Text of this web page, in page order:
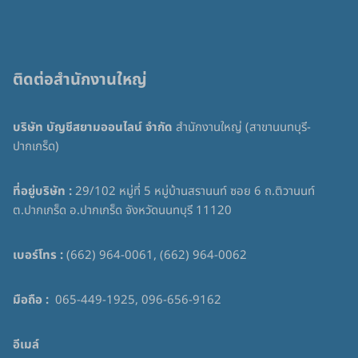
ติดต่อสำนักงานใหญ่
บริษัท บัญชีสยามออนไลน์ จำกัด สำนักงานใหญ่ (สาขานนทบุรี-
ปากเกร็ด)
ที่อยู่บริษัท :29/102 หมู่ที่ 5 หมู่บ้านสรานนท์ ซอย 6 ถ.ติวานนท์
ต.ปากเกร็ด อ.ปากเกร็ด จังหวัดนนทบุรี 11120
เบอร์โทร :(662) 964-0061, (662) 964-0062
มือถือ : 065-449-1925, 096-656-9162
อีเมล์